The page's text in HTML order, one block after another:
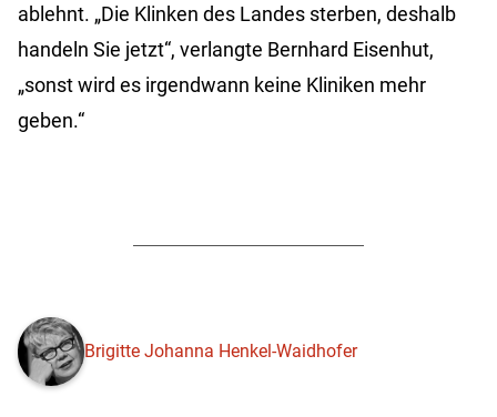
ablehnt. „Die Klinken des Landes sterben, deshalb
handeln Sie jetzt“, verlangte Bernhard Eisenhut,
„sonst wird es irgendwann keine Kliniken mehr
geben.“
Brigitte Johanna Henkel-Waidhofer